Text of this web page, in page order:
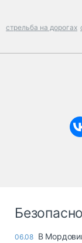
стрельба на дорогах
06.08 В